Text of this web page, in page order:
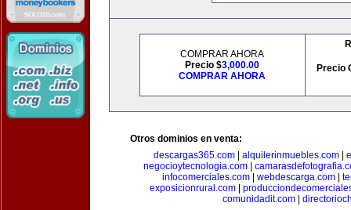
COMPRAR AHORA
Precio $3,000.00
COMPRAR AHORA
Precio
Otros dominios en venta:
descargas365.com| alquilerinmuebles.com|
negocioytecnologia.com
infocomerciales.com| webdescarga.com|
exposicionrural.com
comunidadit.com|